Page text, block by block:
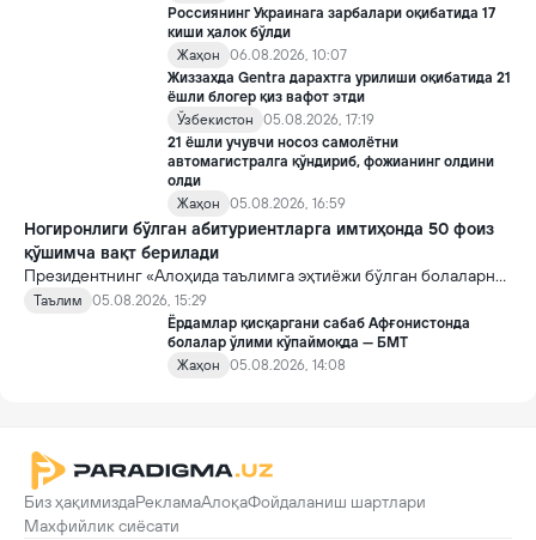
Россиянинг Украинага зарбалари оқибатида 17
киши ҳалок бўлди
Жаҳон
06.08.2026, 10:07
Жиззахда Gentra дарахтга урилиши оқибатида 21
ёшли блогер қиз вафот этди
Ўзбекистон
05.08.2026, 17:19
21 ёшли учувчи носоз самолётни
автомагистралга қўндириб, фожианинг олдини
олди
Жаҳон
05.08.2026, 16:59
Ногиронлиги бўлган абитуриентларга имтиҳонда 50 фоиз
қўшимча вақт берилади
Президентнинг «Алоҳида таълимга эҳтиёжи бўлган болаларни
таълим ва ижтимоий хизматлар билан қамраб олиш тизимини
такомиллаштириш бўйича қўшимча чора-тадбирлар
тўғрисида»ги қарори билан инклюзив таълим соҳасида қатор
янги механизмлар жорий этилади.
Таълим
05.08.2026, 15:29
Ёрдамлар қисқаргани сабаб Афғонистонда
болалар ўлими кўпаймоқда — БМТ
Жаҳон
05.08.2026, 14:08
Биз ҳақимиздаРекламаАлоқаФойдаланиш шартлари
Махфийлик сиёсати